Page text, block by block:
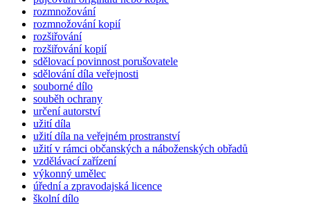
rozmnožování
rozmnožování kopií
rozšiřování
rozšiřování kopií
sdělovací povinnost porušovatele
sdělování díla veřejnosti
souborné dílo
souběh ochrany
určení autorství
užití díla
užití díla na veřejném prostranství
užití v rámci občanských a náboženských obřadů
vzdělávací zařízení
výkonný umělec
úřední a zpravodajská licence
školní dílo